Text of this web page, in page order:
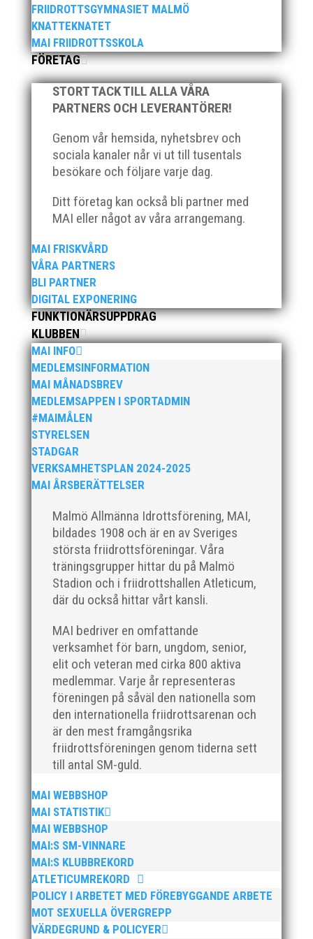
FRIIDROTTSGYMNASIET MALMÖ
KNATTEKNATET
MAI FRIIDROTTSSKOLA
FÖRETAG
STORT TACK TILL ALLA VÅRA
PARTNERS OCH LEVERANTÖRER!
Genom vår hemsida, nyhetsbrev och
sociala kanaler når vi ut till tusentals
besökare och följare varje dag.
Ditt företag kan också bli partner med
MAI eller något av våra arrangemang.
MAI FRISKVÅRD
VÅRA PARTNERS
BLI PARTNER
DIGITAL EXPONERING
FUNKTIONÄRSUPPDRAG
KLUBBEN
MAI INFO
MEDLEMSINFORMATION
MAI MÅNADSBREV
MEDLEMSAPPEN I SPORTADMIN
#MAIMÅLEN
STYRELSEN
STADGAR
VERKSAMHETSPLAN 2024-2025
MAI ÅRSBERÄTTELSER
Malmö Allmänna Idrottsförening, MAI,
bildades 1908 och är en av Sveriges
största friidrottsföreningar. Våra
träningsgrupper hittar du på Malmö
Stadion och i friidrottshallen Atleticum,
där du också hittar vårt kansli.
MAI bedriver en omfattande
verksamhet för barn, ungdom, senior,
elit och veteran med cirka 800 aktiva
medlemmar. Varje år representeras
föreningen på såväl den nationella som
den internationella friidrottsarenan och
är den mest framgångsrika
friidrottsföreningen genom tiderna sett
till antal SM-guld.
MAI WEBBSHOP
MAI STATISTIK
MAI WEBBSHOP
MAI:S SM-VINNARE
MAI:S KLUBBREKORD
ATLETICUMREKORD
POLICY I ARBETET MED FÖREBYGGANDE ARBETE
MOT SEXUELLA ÖVERGREPP
VÄRDEGRUND & POLICYER
När Friidrottssverige samlades för fest gick en av
utmärkelserna till MAI och Kalvinknatet – Lasses
skötebarn i alla år. MAI-delegationen fick ta emot
ordförande Fredrik Wennolf på plats för att ta emot
hyllningarna. –...
Som traditionen bjuder så var vi ett helt gäng löpare
från MAI RUNNERS som sprang det mysiga
Sylvesterloppet på självaste nyårsafton. Formen är
enkel, ett eller två varv runt Pildammsparken (2,7 km
respektive 5,4 kilometer), med tidtagning på de fem
främsta i varje...
Klubbchef – Malmö Allmänna Idrottsförening (MAI)
Vill du vara med och skapa glädje, gemenskap och
utveckling i en av Sveriges största
friidrottsföreningar? Malmö Allmänna Idrottsförening
– MAI – söker en engagerad, strategisk,
relationsbyggande och affärsinriktad...
För mig har Lasse betytt oerhört mycket på flera
plan. På 80- och 90-talet, då jag själv var aktiv, var
han för mig en handlingskraftig ledare som alltid var
på plats och igång med en mängd olika projekt. Med
sin parhäst och nära vän, Bengt Bendéus,...
Nu är hösten här och för oss MAI:re betyder det olika
saker beroende på var man befinner sig i